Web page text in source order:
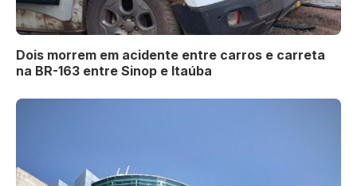
Dois morrem em acidente entre carros e carreta
na BR-163 entre Sinop e Itaúba